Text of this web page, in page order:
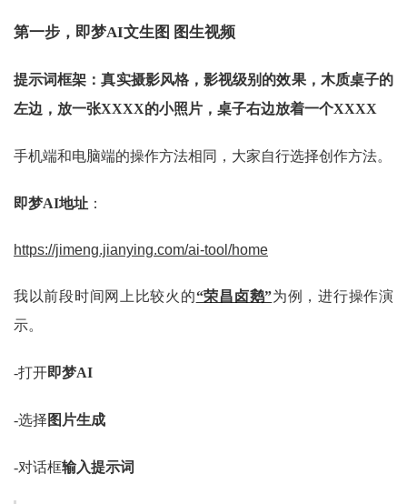
第一步，即梦AI文生图 图生视频
提示词框架：真实摄影风格，影视级别的效果，木质桌子的
左边，放一张XXXX的小照片，桌子右边放着一个XXXX
手机端和电脑端的操作方法相同，大家自行选择创作方法。
即梦AI地址 ：
https://jimeng.jianying.com/ai-tool/home
我以前段时间网上比较火的“荣昌卤鹅”为例，进行操作演
示。
-打开即梦AI
-选择 图片生成
-对话框输入提示词